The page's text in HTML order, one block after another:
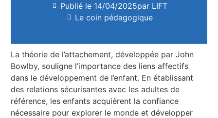
Publié le 14/04/2025par LIFT
Le coin pédagogique
La théorie de l’attachement, développée par John
Bowlby, souligne l’importance des liens affectifs
dans le développement de l’enfant. En établissant
des relations sécurisantes avec les adultes de
référence, les enfants acquièrent la confiance
nécessaire pour explorer le monde et développer